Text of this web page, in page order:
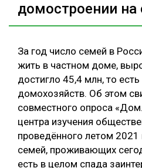
домостроении на
За год число семей в
жить в частном доме,
достигло 45,4 млн, то есть
домохозяйств. Об этом
совместного опроса
центра изучения
проведённого летом
семей, проживающих
есть в целом спада